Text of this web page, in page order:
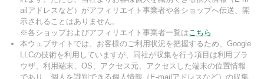
ailアドレスなど）がアフィリエイト事業者や各ショップへ伝送、開
示されることはありません。
※各ショップおよびアフィリエイト事業者一覧はこちら
本ウェブサイトでは、お客様のご利用状況を把握するため、Google
LLCの技術を利用していますが、同社が収集を行う項目は利用ブラ
ウザ、利用端末、OS、アクセス元、アクセスした端末の位置情報
であり、個人を識別できる個人情報（E-mailアドレスなど）の収集